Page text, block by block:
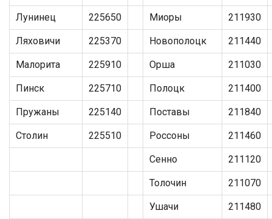
Лунинец 225650 Миоры 211930
Ляховичи 225370 Новополоцк 211440
Малорита 225910 Орша 211030
Пинск 225710 Полоцк 211400
Пружаны 225140 Поставы 211840
Столин 225510 Россоны 211460
Сенно 211120
Толочин 211070
Ушачи 211480